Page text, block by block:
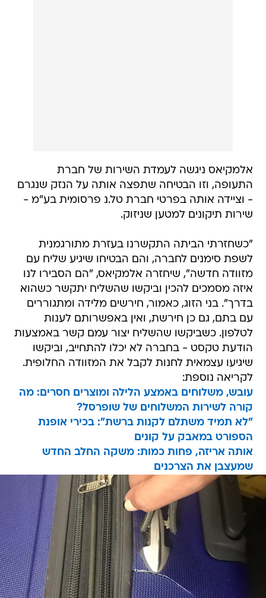
אלמקיאס ניגשה לעמדת השירות של חברת
התעופה, וזו הבטיחה שתפצה אותה על הנזק שנגרם
- וציידה אותה בפרטי חברת טל.נ פרסומית בע"מ -
שירות תיקונים למטען שניזוק.
"כשחזרתי הביתה התקשרנו בעזרת מתורגמנית
לשפת סימנים לחברה, והם הבטיחו שיגיע שליח עם
מזוודה חדשה", שיחזרה אלמקיאס, "הם הסבירו לנו
איזה מסמכים להכין וביקשו שהשליח יתקשר כשהוא
בדרך". בני הזוג, כאמור, חירשים מלידה ומתגוררים
עם בתם, גם כן חירשת, ואין באפשרותם לענות
לטלפון. כשביקשו שהשליח יצור עמם קשר באמצעות
הודעת טקסט - בחברה לא יכלו להתחייב, וביקשו
שיגיעו עצמאית לחנות לקבל את המזוודה החלופית.
לקריאה נוספת:
עובש, משלוחים באמצע הלילה ומוצרים חסרים: מה
קורה לשירות המשלוחים של שופרסל?
"לא תמיד משתלם לקנות ברשת": בכירי אופנת
הספורט במאבק על קונים
אותה אריזה, פחות כמות: משקה החלב החדש
שמעצבן את הצרכנים